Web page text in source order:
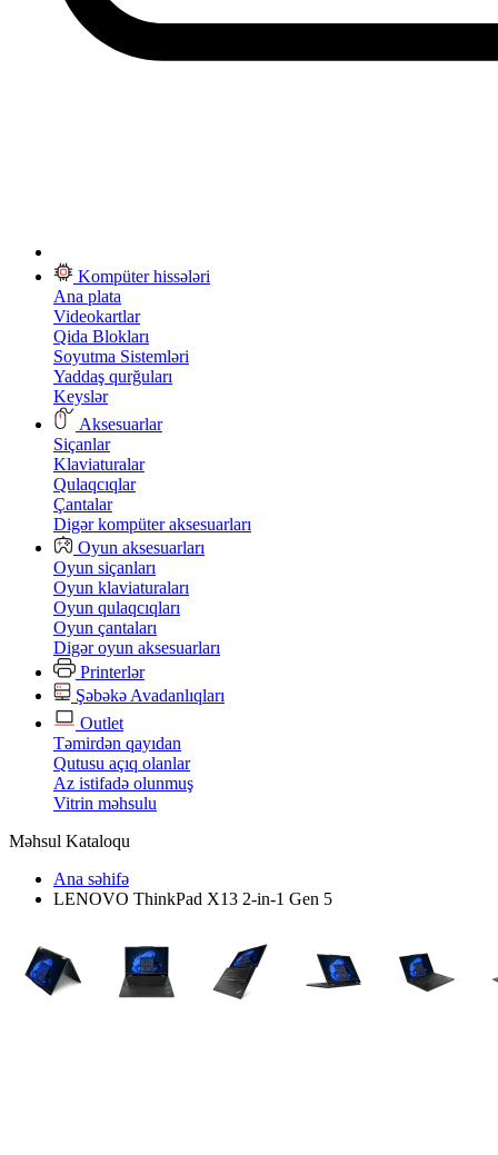
Kompüter hissələri
Ana plata
Videokartlar
Qida Blokları
Soyutma Sistemləri
Yaddaş qurğuları
Keyslər
Aksesuarlar
Siçanlar
Klaviaturalar
Qulaqcıqlar
Çantalar
Digər kompüter aksesuarları
Oyun aksesuarları
Oyun siçanları
Oyun klaviaturaları
Oyun qulaqcıqları
Oyun çantaları
Digər oyun aksesuarları
Printerlər
Şəbəkə Avadanlıqları
Outlet
Təmirdən qayıdan
Qutusu açıq olanlar
Az istifadə olunmuş
Vitrin məhsulu
Məhsul Kataloqu
Ana səhifə
LENOVO ThinkPad X13 2-in-1 Gen 5